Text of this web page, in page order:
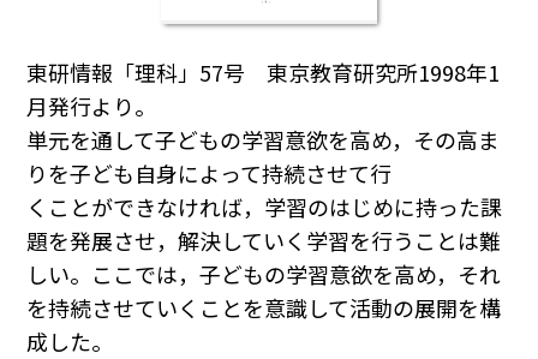
東研情報「理科」57号 東京教育研究所1998年1
月発行より。
単元を通して子どもの学習意欲を高め，その高ま
りを子ども自身によって持続させて行
くことができなければ，学習のはじめに持った課
題を発展させ，解決していく学習を行うことは難
しい。ここでは，子どもの学習意欲を高め，それ
を持続させていくことを意識して活動の展開を構
成した。